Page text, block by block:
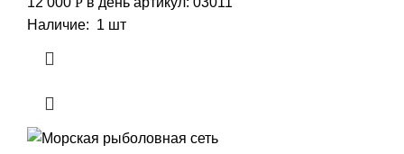
Наличие: 1 шт